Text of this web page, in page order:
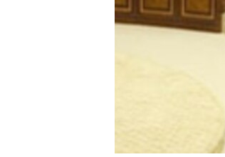
ՁԳՏԵԼՈՎ ԼԱՎԱԳՈՒՅՆԻՆ